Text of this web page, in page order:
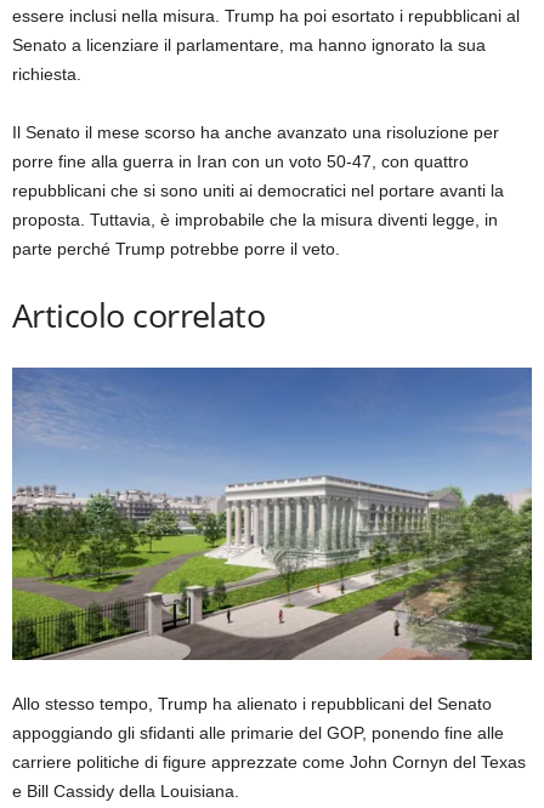
essere inclusi nella misura. Trump ha poi esortato i repubblicani al
Senato a licenziare il parlamentare, ma hanno ignorato la sua
richiesta.
Il Senato il mese scorso ha anche avanzato una risoluzione per
porre fine alla guerra in Iran con un voto 50-47, con quattro
repubblicani che si sono uniti ai democratici nel portare avanti la
proposta. Tuttavia, è improbabile che la misura diventi legge, in
parte perché Trump potrebbe porre il veto.
Articolo correlato
Allo stesso tempo, Trump ha alienato i repubblicani del Senato
appoggiando gli sfidanti alle primarie del GOP, ponendo fine alle
carriere politiche di figure apprezzate come John Cornyn del Texas
e Bill Cassidy della Louisiana.